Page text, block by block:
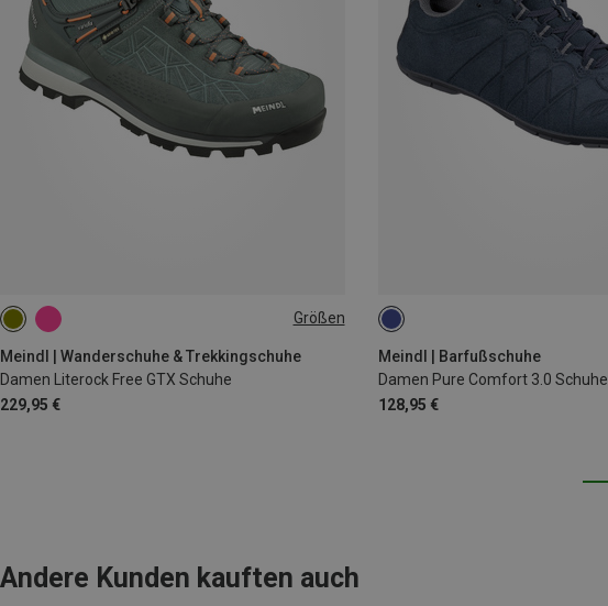
Größen
Meindl | Wanderschuhe & Trekkingschuhe
Damen Literock Free GTX Schuhe
229,95 €
Meindl | Barfußschuhe
Damen Pure Comfort 3.0 Schuhe
128,95 €
Andere Kunden kauften auch